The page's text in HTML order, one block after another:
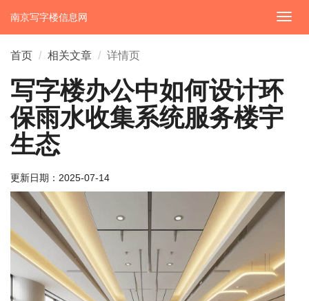
切
换
南京写字楼信息网
首页 相关文章 详情页
写字楼办公中如何设计环
保雨水收集系统服务楼宇
生态
更新日期： 2025-07-14